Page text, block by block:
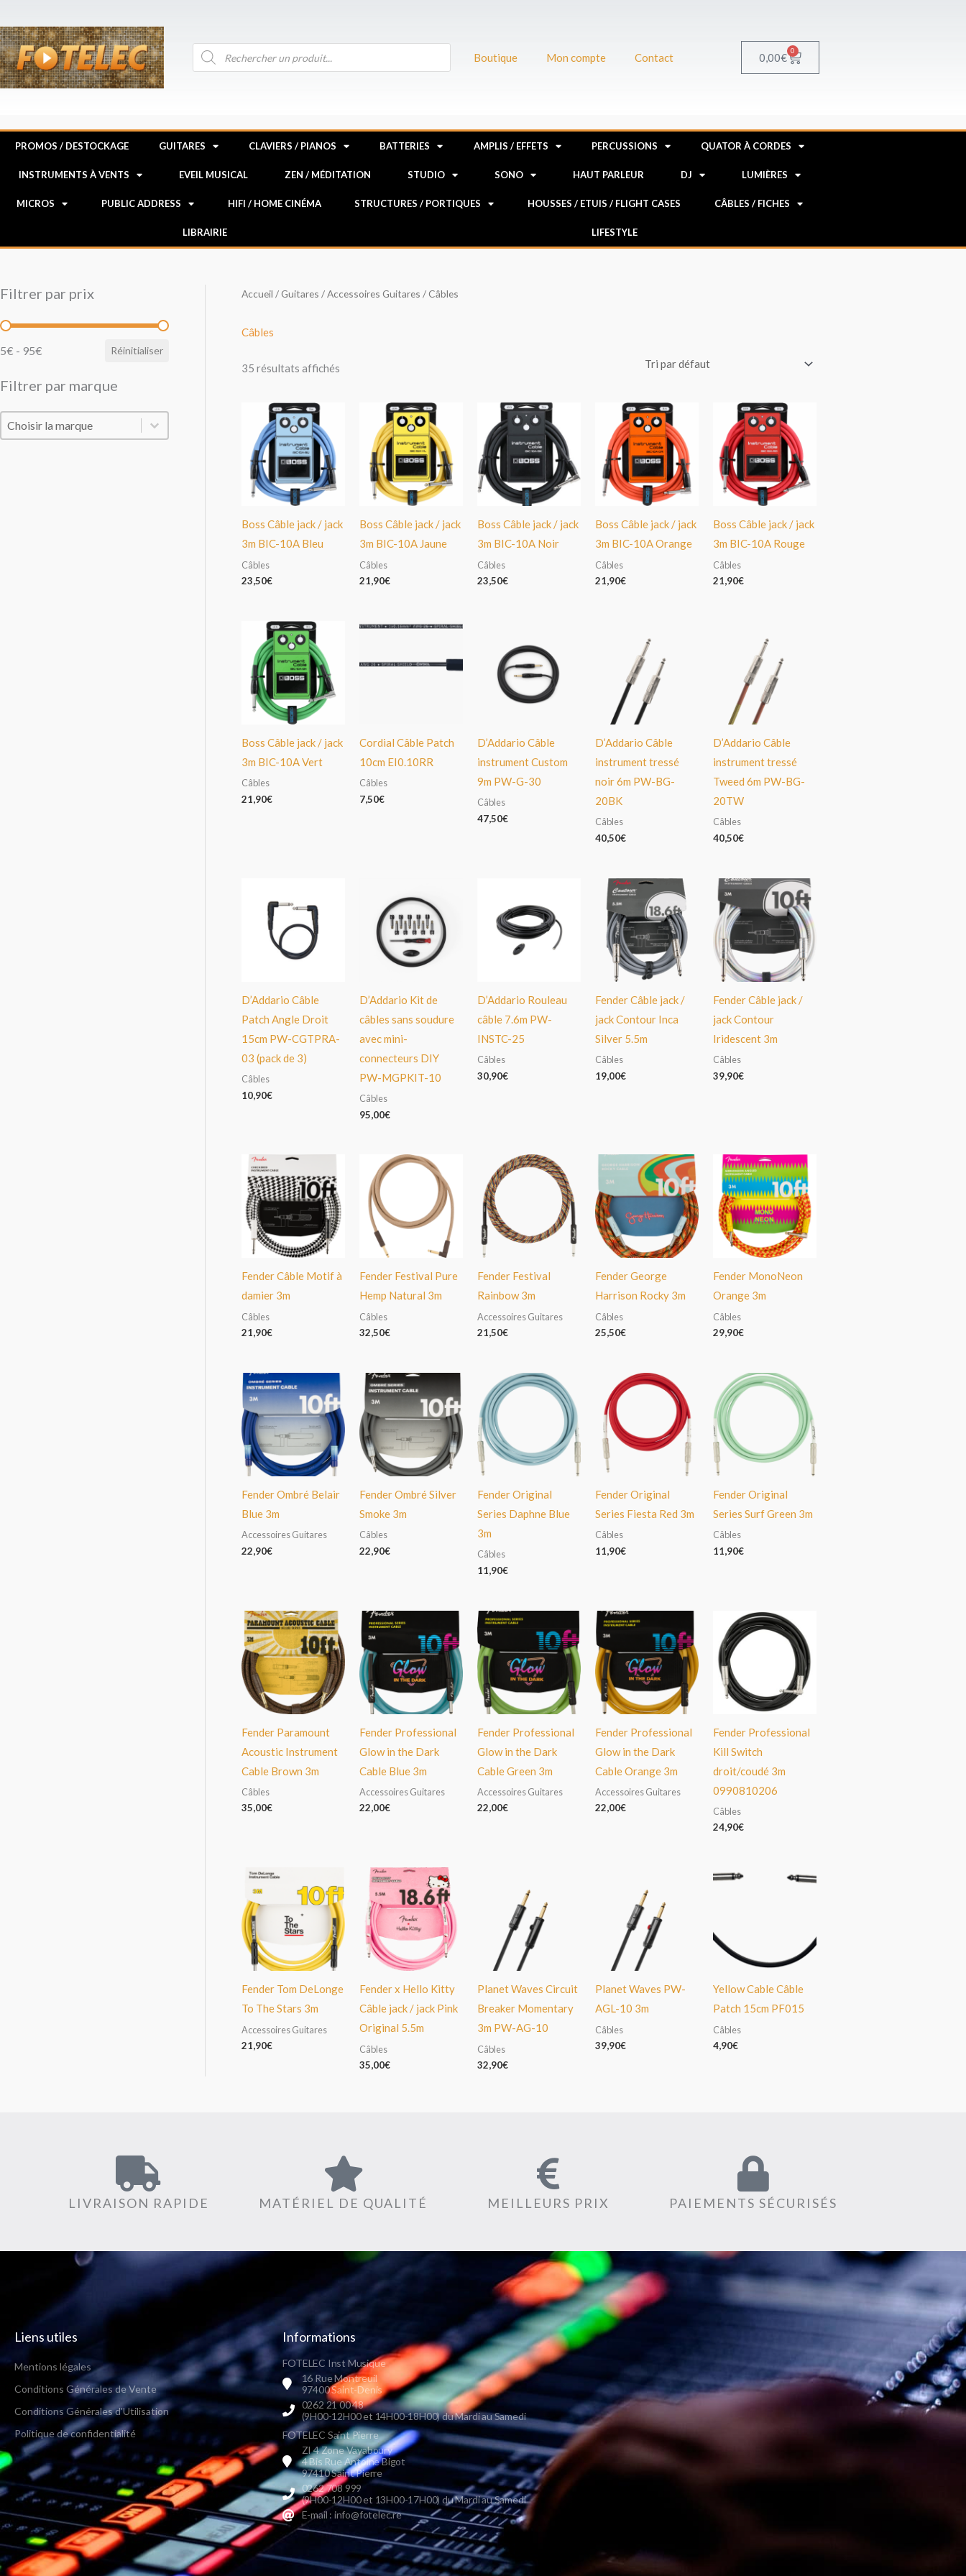
au
contenu
Recherche
de
produits
Boutique Mon compte Contact 0,00€
0
Panier
PROMOS / DESTOCKAGE GUITARES CLAVIERS / PIANOS BATTERIES AMPLIS / EFFETS PERCUSSIONS QUATOR À CORDES
INSTRUMENTS À VENTS EVEIL MUSICAL ZEN / MÉDITATION STUDIO SONO HAUT PARLEUR DJ LUMIÈRES
MICROS PUBLIC ADDRESS HIFI / HOME CINÉMA STRUCTURES / PORTIQUES HOUSSES / ETUIS / FLIGHT CASES CÂBLES / FICHES
LIBRAIRIE LIFESTYLE
Filtrer par prix
Filtrer par prix
5€ - 95€ Réinitialiser
Filtrer par marque
Filtrer par marque
Filtrer par marque
Accueil /Guitares /Accessoires Guitares / Câbles
Câbles
35 résultats affichés
Boss Câble jack / jack
3m BIC-10A Bleu
Câbles
23,50€
Boss Câble jack / jack
3m BIC-10A Jaune
Câbles
21,90€
Boss Câble jack / jack
3m BIC-10A Noir
Câbles
23,50€
Boss Câble jack / jack
3m BIC-10A Orange
Câbles
21,90€
Boss Câble jack / jack
3m BIC-10A Rouge
Câbles
21,90€
Boss Câble jack / jack
3m BIC-10A Vert
Câbles
21,90€
Cordial Câble Patch
10cm EI0.10RR
Câbles
7,50€
D’Addario Câble
instrument Custom
9m PW-G-30
Câbles
47,50€
D’Addario Câble
instrument tressé
noir 6m PW-BG-
20BK
Câbles
40,50€
D’Addario Câble
instrument tressé
Tweed 6m PW-BG-
20TW
Câbles
40,50€
D’Addario Câble
Patch Angle Droit
15cm PW-CGTPRA-
03 (pack de 3)
Câbles
10,90€
D’Addario Kit de
câbles sans soudure
avec mini-
connecteurs DIY
PW-MGPKIT-10
Câbles
95,00€
D’Addario Rouleau
câble 7.6m PW-
INSTC-25
Câbles
30,90€
Fender Câble jack /
jack Contour Inca
Silver 5.5m
Câbles
19,00€
Fender Câble jack /
jack Contour
Iridescent 3m
Câbles
39,90€
Fender Câble Motif à
damier 3m
Câbles
21,90€
Fender Festival Pure
Hemp Natural 3m
Câbles
32,50€
Fender Festival
Rainbow 3m
Accessoires Guitares
21,50€
Fender George
Harrison Rocky 3m
Câbles
25,50€
Fender MonoNeon
Orange 3m
Câbles
29,90€
Fender Ombré Belair
Blue 3m
Accessoires Guitares
22,90€
Fender Ombré Silver
Smoke 3m
Câbles
22,90€
Fender Original
Series Daphne Blue
3m
Câbles
11,90€
Fender Original
Series Fiesta Red 3m
Câbles
11,90€
Fender Original
Series Surf Green 3m
Câbles
11,90€
Fender Paramount
Acoustic Instrument
Cable Brown 3m
Câbles
35,00€
Fender Professional
Glow in the Dark
Cable Blue 3m
Accessoires Guitares
22,00€
Fender Professional
Glow in the Dark
Cable Green 3m
Accessoires Guitares
22,00€
Fender Professional
Glow in the Dark
Cable Orange 3m
Accessoires Guitares
22,00€
Fender Professional
Kill Switch
droit/coudé 3m
0990810206
Câbles
24,90€
Fender Tom DeLonge
To The Stars 3m
Accessoires Guitares
21,90€
Fender x Hello Kitty
Câble jack / jack Pink
Original 5.5m
Câbles
35,00€
Planet Waves Circuit
Breaker Momentary
3m PW-AG-10
Câbles
32,90€
Planet Waves PW-
AGL-10 3m
Câbles
39,90€
Yellow Cable Câble
Patch 15cm PF015
Câbles
4,90€
LIVRAISON RAPIDE MATÉRIEL DE QUALITÉ MEILLEURS PRIX PAIEMENTS SÉCURISÉS
Liens utiles
Mentions légales
Conditions Générales de Vente
Conditions Générales d'Utilisation
Politique de confidentialité
Informations
FOTELEC Inst Musique
16 Rue Montreuil
97400 Saint-Denis
0262 21 00 48
(9H00-12H00 et 14H00-18H00) du Mardi au Samedi
FOTELEC Saint Pierre
ZI 4 Zone Vayaboury
4 Bis Rue Antoine Bigot
97410 Saint Pierre
0262 708 999
(9H00-12H00 et 13H00-17H00) du Mardi au Samedi
E-mail : info@fotelec.re